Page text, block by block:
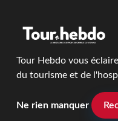
Tour Hebdo vous
du tourisme et de
Ne rien manquer